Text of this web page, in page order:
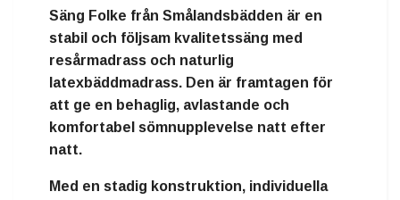
Säng Folke från Smålandsbädden är en
stabil och följsam kvalitetssäng med
resårmadrass och naturlig
latexbäddmadrass. Den är framtagen för
att ge en behaglig, avlastande och
komfortabel sömnupplevelse natt efter
natt.
Med en stadig konstruktion, individuella